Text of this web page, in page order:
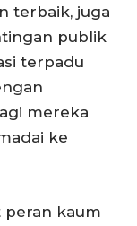
terbaik, juga
publik
terpadu
mereka
ke
peran kaum